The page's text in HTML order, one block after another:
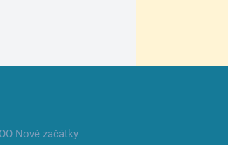
Nové začátky